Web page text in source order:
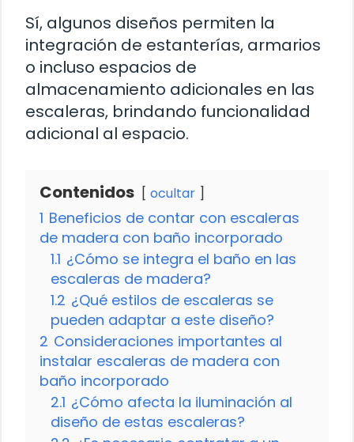
Sí, algunos diseños permiten la
integración de estanterías, armarios
o incluso espacios de
almacenamiento adicionales en las
escaleras, brindando funcionalidad
adicional al espacio.
Contenidos ocultar
1 Beneficios de contar con escaleras
de madera con baño incorporado
1.1 ¿Cómo se integra el baño en las
escaleras de madera?
1.2 ¿Qué estilos de escaleras se
pueden adaptar a este diseño?
2 Consideraciones importantes al
instalar escaleras de madera con
baño incorporado
2.1 ¿Cómo afecta la iluminación al
diseño de estas escaleras?